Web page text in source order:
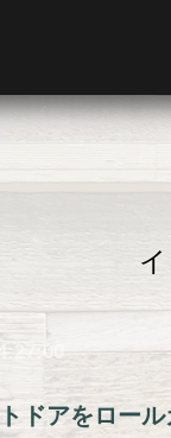
ドアをロー